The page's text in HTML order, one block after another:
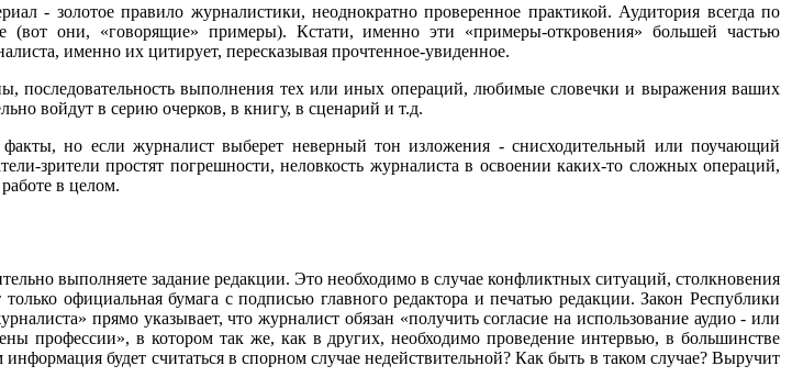
- золотое правило журналистики, неоднократно проверенное практикой. Аудитория всегда по
(вот они, «говорящие» примеры). Кстати, именно эти «примеры-откровения» большей частью
именно их цитирует, пересказывая прочтенное-увиденное.
последовательность выполнения тех или иных операций, любимые словечки и выражения ваших
войдут в серию очерков, в книгу, в сценарий и т.д.
но если журналист выберет неверный тон изложения - снисходительный или поучающий
зрители простят погрешности, неловкость журналиста в освоении каких-то сложных операций,
в целом.
выполняете задание редакции. Это необходимо в случае конфликтных ситуаций, столкновения
официальная бумага с подписью главного редактора и печатью редакции. Закон Республики
прямо указывает, что журналист обязан «получить согласие на использование аудио - или
профессии», в котором так же, как в других, необходимо проведение интервью, в большинстве
будет считаться в спорном случае недействительной? Как быть в таком случае? Выручит